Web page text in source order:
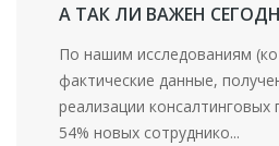
А ТАК ЛИ ВАЖЕН
По нашим исследованиям
фактические данные,
реализации консалтинговых
54% новых сотруднико...